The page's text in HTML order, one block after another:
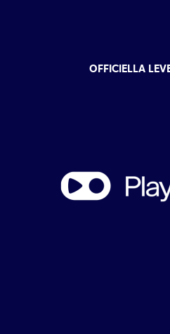
OFFICIELLA